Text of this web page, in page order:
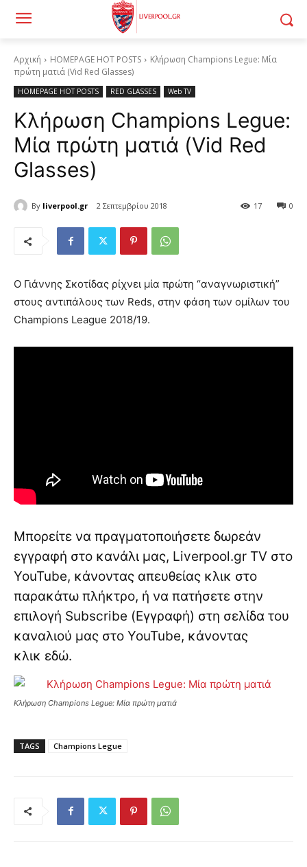
Αρχική HOMEPAGE HOT POSTS
Κλήρωση Champions Legue: Μία
πρώτη ματιά (Vid Red Glasses)
HOMEPAGE HOT POSTS RED GLASSES Web TV
Κλήρωση Champions Legue:
Μία πρώτη ματιά (Vid Red
Glasses)
By liverpool.gr 2 Σεπτεμβρίου 2018 0
17
Ο Γιάννης Σκοτίδας ρίχνει μία πρώτη “αναγνωριστική”
στους αντιπάλους των Reds, στην φάση των ομίλων του
Champions League 2018/19.
Μπορείτε να πραγματοποιήσετε δωρεάν
εγγραφή στο κανάλι μας, Liverpool.gr TV στο
YouTube, κάνοντας απευθείας κλικ στο
παρακάτω πλήκτρο, ή να πατήσετε στην
επιλογή Subscribe (Εγγραφή) στη σελίδα του
καναλιού μας στο YouTube, κάνοντας
κλικ εδώ.
Κλήρωση Champions Legue: Μία πρώτη ματιά
TAGS Champions Legue